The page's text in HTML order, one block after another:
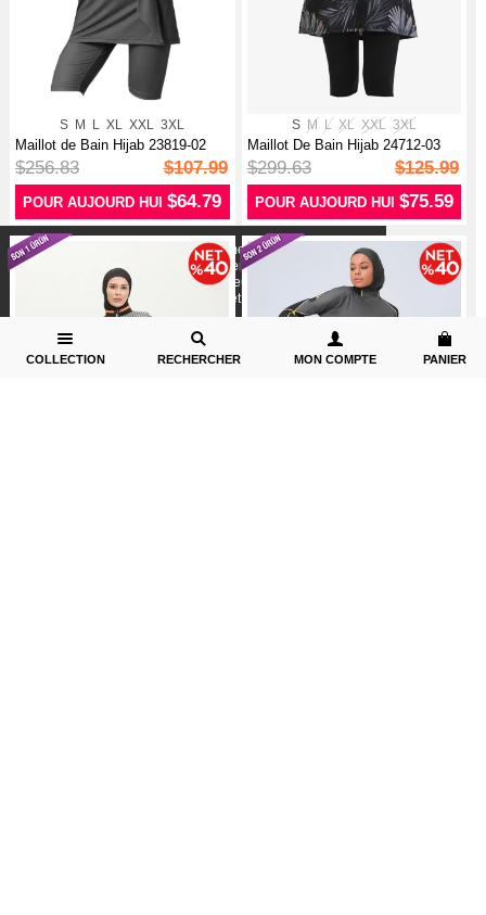
X
Nous utilisons des cookies conformément aux
réglementations légales pour améliorer votre expérience
d`achat. Des informations détaillées peuvent être consultées
Politique de cookies et confidentialité.
COLLECTION RECHERCHER MON COMPTE PANIER
S M L XL XXL 3XL
Maillot de Bain Hijab 23819-02
Noir
$256.83 $107.99
POUR AUJOURD HUI$64.79
S M L XL XXL 3XL
Maillot De Bain Hijab 24712-03
Anth...
$299.63 $125.99
POUR AUJOURD HUI $75.59